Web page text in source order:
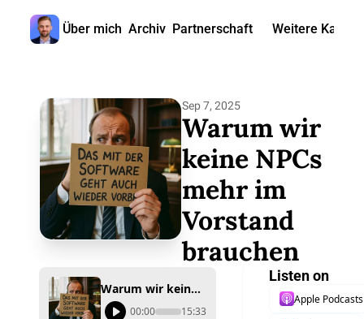
Über mich Archiv Partnerschaft Weitere Kanäle
Sep 7, 2025
Warum wir
keine NPCs
mehr im
Vorstand
brauchen
Warum wir keine NPCs mehr im Vorstand brauchen
00:00 15:33
Listen on
Apple Podcasts